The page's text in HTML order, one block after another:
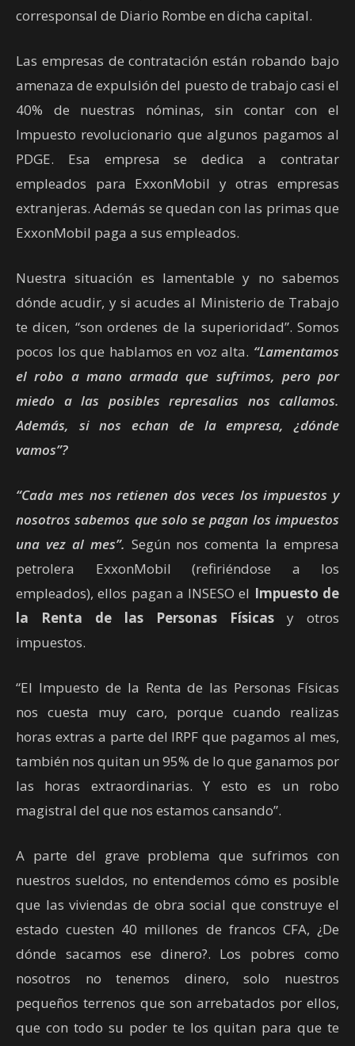
corresponsal de Diario Rombe en dicha capital.
Las empresas de contratación están robando bajo
amenaza de expulsión del puesto de trabajo casi el
40% de nuestras nóminas, sin contar con el
Impuesto revolucionario que algunos pagamos al
PDGE. Esa empresa se dedica a contratar
empleados para ExxonMobil y otras empresas
extranjeras. Además se quedan con las primas que
ExxonMobil paga a sus empleados.
Nuestra situación es lamentable y no sabemos
dónde acudir, y si acudes al Ministerio de Trabajo
te dicen, “son ordenes de la superioridad”. Somos
pocos los que hablamos en voz alta. “Lamentamos
el robo a mano armada que sufrimos, pero por
miedo a las posibles represalias nos callamos.
Además, si nos echan de la empresa, ¿dónde
vamos”?
“Cada mes nos retienen dos veces los impuestos y
nosotros sabemos que solo se pagan los impuestos
una vez al mes”. Según nos comenta la empresa
petrolera ExxonMobil (refiriéndose a los
empleados), ellos pagan a INSESO el Impuesto de
la Renta de las Personas Físicas y otros
impuestos.
“El Impuesto de la Renta de las Personas Físicas
nos cuesta muy caro, porque cuando realizas
horas extras a parte del IRPF que pagamos al mes,
también nos quitan un 95% de lo que ganamos por
las horas extraordinarias. Y esto es un robo
magistral del que nos estamos cansando”.
A parte del grave problema que sufrimos con
nuestros sueldos, no entendemos cómo es posible
que las viviendas de obra social que construye el
estado cuesten 40 millones de francos CFA, ¿De
dónde sacamos ese dinero?. Los pobres como
nosotros no tenemos dinero, solo nuestros
pequeños terrenos que son arrebatados por ellos,
que con todo su poder te los quitan para que te